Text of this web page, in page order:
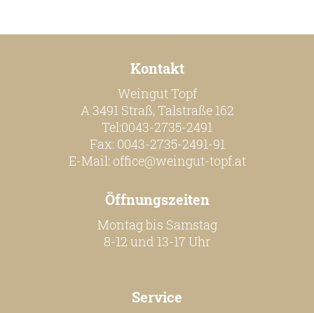
Impressum
Datenschutz
Kontakt
Kontakt
Weingut Topf
A 3491 Straß, Talstraße 162
Tel:0043-2735-2491
Fax: 0043-2735-2491-91
E-Mail: office@weingut-topf.at
Öffnungszeiten
Montag bis Samstag
8-12 und 13-17 Uhr
Service